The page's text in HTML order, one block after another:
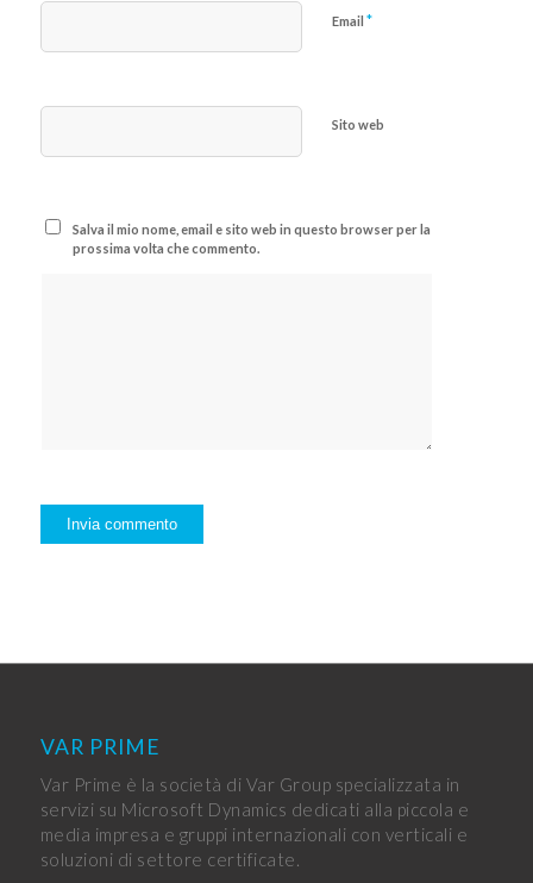
Email *
Sito web
Salva il mio nome, email e sito web in questo browser per la
prossima volta che commento.
VAR PRIME
Var Prime è la società di Var Group specializzata in
servizi su Microsoft Dynamics dedicati alla piccola e
media impresa e gruppi internazionali con verticali e
soluzioni di settore certificate.